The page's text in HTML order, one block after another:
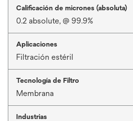
Calificación de micrones (absoluta)
0.2 absolute, @ 99.9%
Aplicaciones
Filtración estéril
Tecnología de Filtro
Membrana
Industrias